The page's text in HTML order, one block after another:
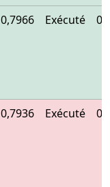
0,7966 Exécuté
0,7936 Exécuté